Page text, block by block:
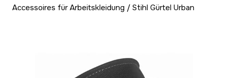
Accessoires für Arbeitskleidung / Stihl Gürtel Urban